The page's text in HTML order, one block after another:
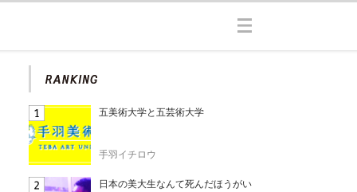
五美術大学と五芸術大学
手羽イチロウ
日本の美大生なんて死んだほうがい